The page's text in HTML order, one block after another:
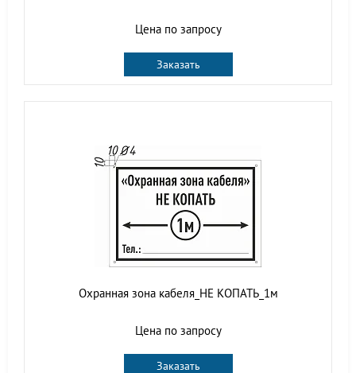
Цена по запросу
Заказать
Охранная зона кабеля_НЕ КОПАТЬ_1м
Цена по запросу
Заказать